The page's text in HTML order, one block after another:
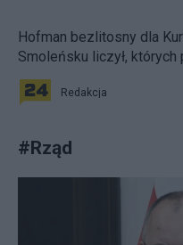
Hofman bezlitosny dla
Smoleńsku liczył, których
Redakcja
#Rząd